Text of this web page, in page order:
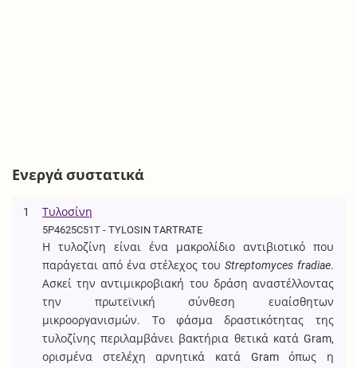
Ενεργά συστατικά
1 Τυλοσίνη
5P4625C51T - TYLOSIN TARTRATE
Η τυλοζίνη είναι ένα μακρολίδιο αντιβιοτικό που
παράγεται από ένα στέλεχος του Streptomyces fradiae.
Ασκεί την αντιμικροβιακή του δράση αναστέλλοντας
την πρωτεϊνική σύνθεση ευαίσθητων
μικροοργανισμών. Το φάσμα δραστικότητας της
τυλοζίνης περιλαμβάνει βακτήρια θετικά κατά Gram,
ορισμένα στελέχη αρνητικά κατά Gram όπως η